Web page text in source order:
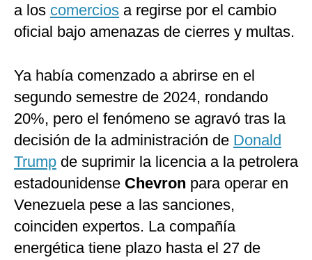
a los comercios a regirse por el cambio
oficial bajo amenazas de cierres y multas.
Ya había comenzado a abrirse en el
segundo semestre de 2024, rondando
20%, pero el fenómeno se agravó tras la
decisión de la administración de Donald
Trump de suprimir la licencia a la petrolera
estadounidense Chevron para operar en
Venezuela pese a las sanciones,
coinciden expertos. La compañía
energética tiene plazo hasta el 27 de